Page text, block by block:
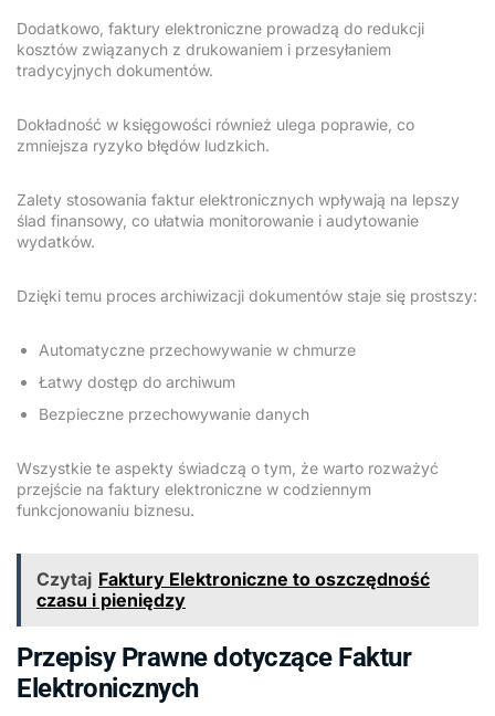
Dodatkowo, faktury elektroniczne prowadzą do redukcji
kosztów związanych z drukowaniem i przesyłaniem
tradycyjnych dokumentów.
Dokładność w księgowości również ulega poprawie, co
zmniejsza ryzyko błędów ludzkich.
Zalety stosowania faktur elektronicznych wpływają na lepszy
ślad finansowy, co ułatwia monitorowanie i audytowanie
wydatków.
Dzięki temu proces archiwizacji dokumentów staje się prostszy:
Automatyczne przechowywanie w chmurze
Łatwy dostęp do archiwum
Bezpieczne przechowywanie danych
Wszystkie te aspekty świadczą o tym, że warto rozważyć
przejście na faktury elektroniczne w codziennym
funkcjonowaniu biznesu.
Czytaj Faktury Elektroniczne to oszczędność
czasu i pieniędzy
Przepisy Prawne dotyczące Faktur
Elektronicznych